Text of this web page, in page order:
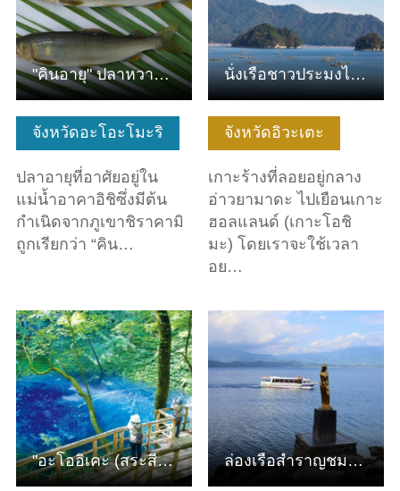
จังหวัดอะโอะโมะริ
ปลาอายุที่อาศัยอยู่ใน
แม่น้ำอาคาอิชิซึ่งมีต้น
กำเนิดจากภูเขาชิราคามิ
ถูกเรียกว่า “คิน…
"คินอายุ" ปลาหวานสีทองแห่งแม่น้ำแม่น้ำอาคาอิชิ
จังหวัดอิวะเตะ
เกาะร้างที่ลอยอยู่กลาง
อ่าวยามาดะ ไปเยือนเกาะ
ฮอลแลนด์ (เกาะโอชิ
มะ) โดยเราจะใช้เวลา
อย…
นั่งเรือชาวประมงไปขึ้นบกที่เกาะฮอลแลนด์ (เกาะโอชิมะ)
ดูข้อมูลพื้นฐาน
"อะโออิเคะ (สระสีฟ้า)" ที่เชิงเขาแหล่งมรดกโลกทางธรรมชาติชิ…
ดูข้อมูลพื้นฐาน
ล่องเรือสำราญชมทะเลสาบ Tazawa